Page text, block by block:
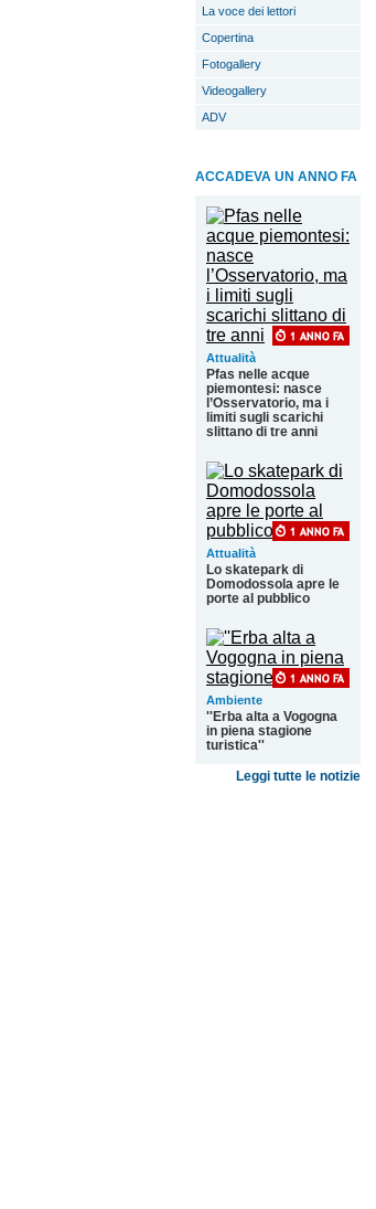
La voce dei lettori
Copertina
Fotogallery
Videogallery
ADV
ACCADEVA UN ANNO FA
Attualità
Pfas nelle acque
piemontesi: nasce
l’Osservatorio, ma i
limiti sugli scarichi
slittano di tre anni
Attualità
Lo skatepark di
Domodossola apre le
porte al pubblico
Ambiente
''Erba alta a Vogogna
in piena stagione
turistica''
Leggi tutte le notizie